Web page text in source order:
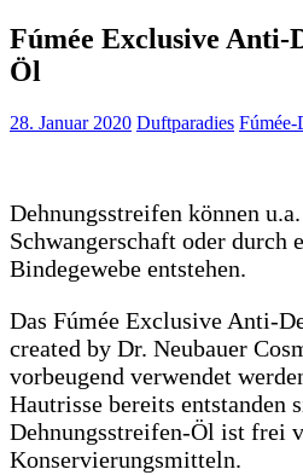
Fúmée Exclusive Anti-
Öl
28. Januar 2020 Duftparadies Fúmée-
Dehnungsstreifen können
Schwangerschaft oder durch
Bindegewebe entstehen.
Das Fúmée Exclusive Anti-
created by Dr. Neubauer
vorbeugend verwendet
Hautrisse bereits entstanden
Dehnungsstreifen-Öl ist frei
Konservierungsmitteln.